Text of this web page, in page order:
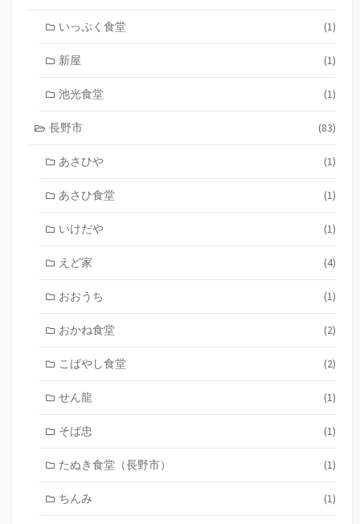
いっぷく食堂 (1)
新屋 (1)
池光食堂 (1)
長野市 (83)
あさひや (1)
あさひ食堂 (1)
いけだや (1)
えど家 (4)
おおうち (1)
おかね食堂 (2)
こばやし食堂 (2)
せん龍 (1)
そば忠 (1)
たぬき食堂（長野市） (1)
ちんみ (1)